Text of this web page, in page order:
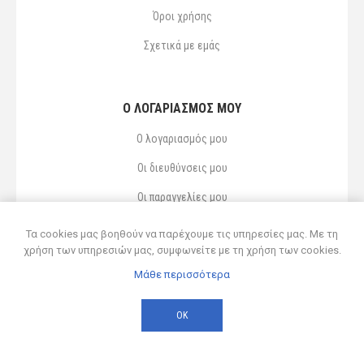
Όροι χρήσης
Σχετικά με εμάς
Ο ΛΟΓΑΡΙΑΣΜΌΣ ΜΟΥ
Ο λογαριασμός μου
Οι διευθύνσεις μου
Οι παραγγελίες μου
© 2026 Δ ΚΥΡΣΑΝΙΔΗΣ ΚΑΙ ΥΙΟΣ ΟΕ
Τα cookies μας βοηθούν να παρέχουμε τις υπηρεσίες μας. Με τη
χρήση των υπηρεσιών μας, συμφωνείτε με τη χρήση των cookies.
Μάθε περισσότερα
ΟΚ